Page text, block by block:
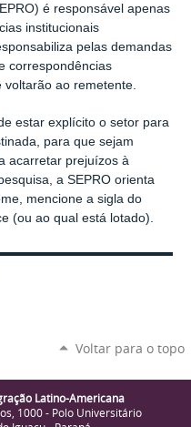
é responsável apenas
institucionais
pelas demandas
correspondências
ao remetente.
estar explícito o setor para
para que sejam
acarretar prejuízos à
a SEPRO orienta
mencione a sigla do
(ou ao qual está lotado).
Voltar para o topo
Latino-Americana
1000 - Polo Universitário